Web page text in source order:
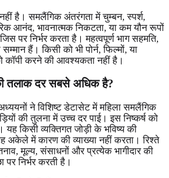
है। समलैंगिक अंतरंगता में चुम्बन, स्पर्श,
आनंद, भावनात्मक निकटता, या कम यौन रूपों
पर निर्भर करता है। महत्वपूर्ण भाग सहमति,
हैं। किसी को भी पोर्न, फिल्मों, या
करने की आवश्यकता नहीं है।
तलाक दर सबसे अधिक है?
ने विशिष्ट डेटासेट में महिला समलैंगिक
की तुलना में उच्च दर पाई। इस निष्कर्ष को
यह किसी व्यक्तिगत जोड़ी के भविष्य की
अकेले में कारण की व्याख्या नहीं करता। रिश्ते
मूल्य, संसाधनों और प्रत्येक भागीदार की
पर निर्भर करती है।